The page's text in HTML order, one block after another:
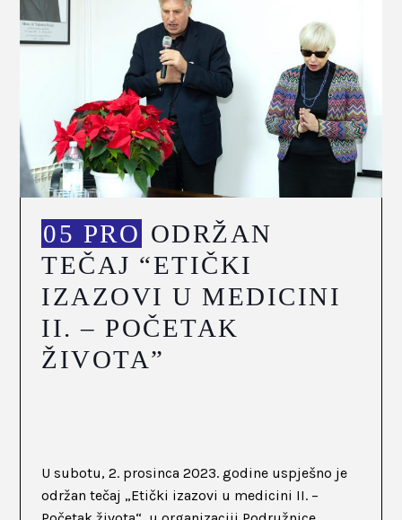
05 PRO ODRŽAN
TEČAJ “ETIČKI
IZAZOVI U MEDICINI
II. – POČETAK
ŽIVOTA”
U subotu, 2. prosinca 2023. godine uspješno je
održan tečaj „Etički izazovi u medicini II. –